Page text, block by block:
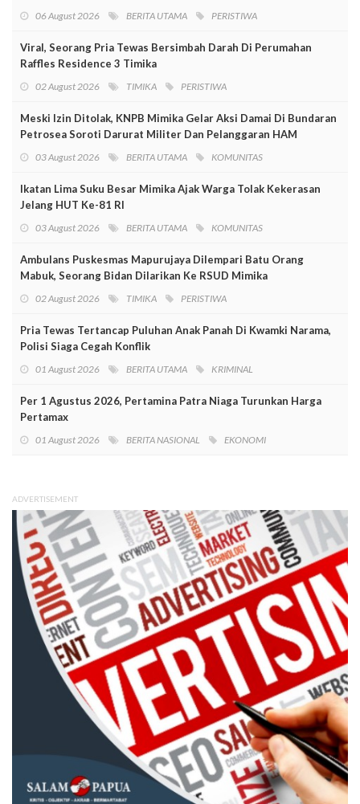
06 August 2026 BERITA UTAMA PERISTIWA
Viral, Seorang Pria Tewas Bersimbah Darah Di Perumahan
Raffles Residence 3 Timika
02 August 2026 TIMIKA PERISTIWA
Meski Izin Ditolak, KNPB Mimika Gelar Aksi Damai Di Bundaran
Petrosea Soroti Darurat Militer Dan Pelanggaran HAM
03 August 2026 BERITA UTAMA KOMUNITAS
Ikatan Lima Suku Besar Mimika Ajak Warga Tolak Kekerasan
Jelang HUT Ke-81 RI
03 August 2026 BERITA UTAMA KOMUNITAS
Ambulans Puskesmas Mapurujaya Dilempari Batu Orang
Mabuk, Seorang Bidan Dilarikan Ke RSUD Mimika
02 August 2026 TIMIKA PERISTIWA
Pria Tewas Tertancap Puluhan Anak Panah Di Kwamki Narama,
Polisi Siaga Cegah Konflik
01 August 2026 BERITA UTAMA KRIMINAL
Per 1 Agustus 2026, Pertamina Patra Niaga Turunkan Harga
Pertamax
01 August 2026 BERITA NASIONAL EKONOMI
ADVERTISEMENT